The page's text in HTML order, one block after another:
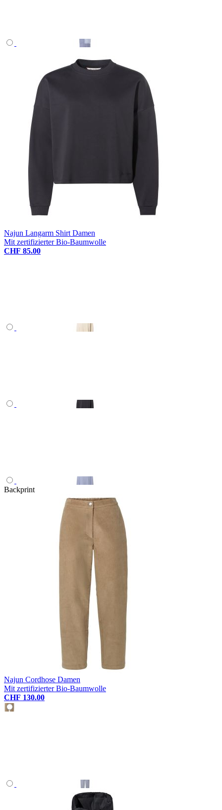
Najun Langarm Shirt Damen
Mit zertifizierter Bio-Baumwolle
CHF 85.00
Backprint
Najun Cordhose Damen
Mit zertifizierter Bio-Baumwolle
CHF 130.00